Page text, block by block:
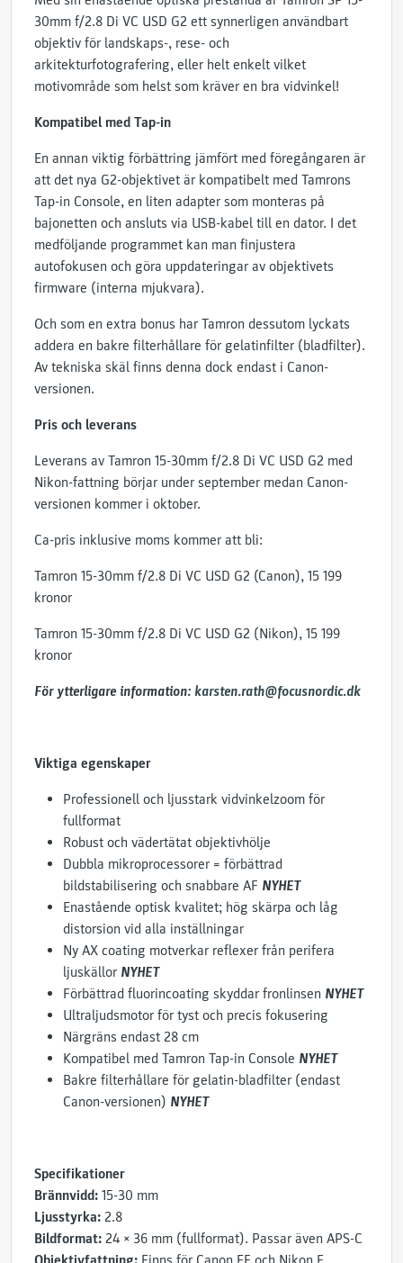
30mm f/2.8 Di VC USD G2 ett synnerligen användbart
objektiv för landskaps-, rese- och
arkitekturfotografering, eller helt enkelt vilket
motivområde som helst som kräver en bra vidvinkel!
Kompatibel med Tap-in
En annan viktig förbättring jämfört med föregångaren är
att det nya G2-objektivet är kompatibelt med Tamrons
Tap-in Console, en liten adapter som monteras på
bajonetten och ansluts via USB-kabel till en dator. I det
medföljande programmet kan man finjustera
autofokusen och göra uppdateringar av objektivets
firmware (interna mjukvara).
Och som en extra bonus har Tamron dessutom lyckats
addera en bakre filterhållare för gelatinfilter (bladfilter).
Av tekniska skäl finns denna dock endast i Canon-
versionen.
Pris och leverans
Leverans av Tamron 15-30mm f/2.8 Di VC USD G2 med
Nikon-fattning börjar under september medan Canon-
versionen kommer i oktober.
Ca-pris inklusive moms kommer att bli:
Tamron 15-30mm f/2.8 Di VC USD G2 (Canon), 15 199
kronor
Tamron 15-30mm f/2.8 Di VC USD G2 (Nikon), 15 199
kronor
För ytterligare information: karsten.rath@focusnordic.dk
Viktiga egenskaper
Professionell och ljusstark vidvinkelzoom för
fullformat
Robust och vädertätat objektivhölje
Dubbla mikroprocessorer = förbättrad
bildstabilisering och snabbare AF NYHET
Enastående optisk kvalitet; hög skärpa och låg
distorsion vid alla inställningar
Ny AX coating motverkar reflexer från perifera
ljuskällor NYHET
Förbättrad fluorincoating skyddar fronlinsen NYHET
Ultraljudsmotor för tyst och precis fokusering
Närgräns endast 28 cm
Kompatibel med Tamron Tap-in Console NYHET
Bakre filterhållare för gelatin-bladfilter (endast
Canon-versionen) NYHET
Specifikationer
Brännvidd: 15-30 mm
Ljusstyrka: 2.8
Bildformat: 24 × 36 mm (fullformat). Passar även APS-C